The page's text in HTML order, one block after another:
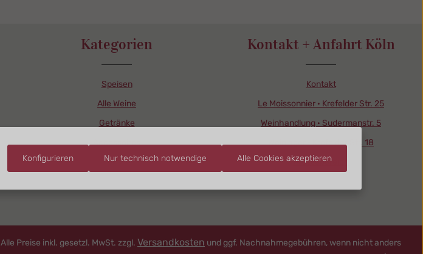
Kategorien
Speisen
Alle Weine
Getränke
Accessoires
Kontakt + Anfahrt Köln
Kontakt
Le Moissonnier · Krefelder Str. 25
Weinhandlung · Sudermanstr. 5
Weinlager · Krefelder Str. 18
Pressebereich
Alle Preise inkl. gesetzl. MwSt. zzgl. Versandkosten und ggf. Nachnahmegebühren, wenn nicht anders
Nur technisch notwendige
Konfigurieren Alle Cookies akzeptieren